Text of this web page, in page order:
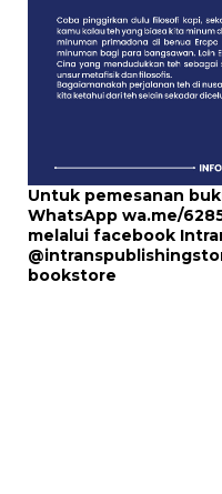
Untuk pemesanan
WhatsApp wa.me/
melalui facebook
bookstore